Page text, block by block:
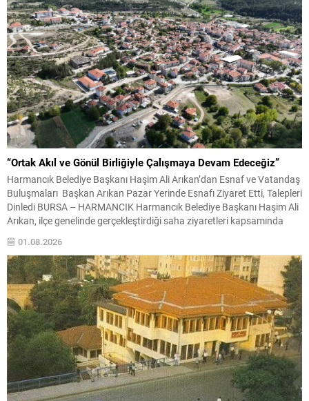
“Ortak Akıl ve Gönül Birliğiyle Çalışmaya Devam Edeceğiz”
Harmancık Belediye Başkanı Haşim Ali Arıkan’dan Esnaf ve Vatandaş
Buluşmaları Başkan Arıkan Pazar Yerinde Esnafı Ziyaret Etti, Talepleri
Dinledi BURSA – HARMANCIK Harmancık Belediye Başkanı Haşim Ali
Arıkan, ilçe genelinde gerçekleştirdiği saha ziyaretleri kapsamında
pazar yerinde esnaf ve vatandaşlarla bir araya geldi. İlçenin ekonomik
ve sosyal yaşamında önemli bir yere...
01.08.2026